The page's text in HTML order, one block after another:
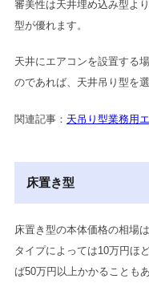
審美性は天井埋め込み型よ
型が優れます。
天井にエアコンを設置する
のであれば、天井吊り型を
関連記事： 天吊り型業務用
床置き型
床置き型の本体価格の相場
タイプによっては10万円ほ
ば50万円以上かかることもあ